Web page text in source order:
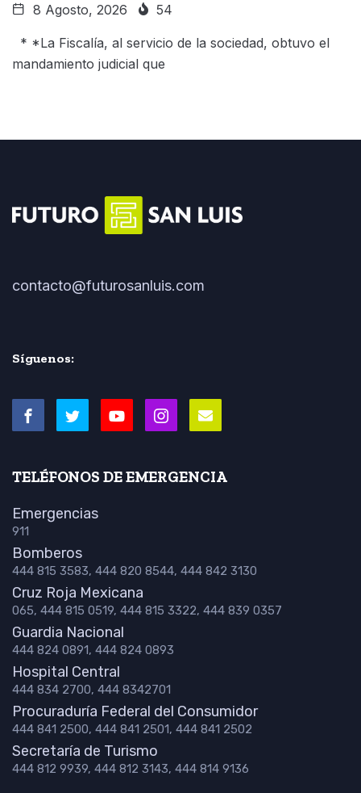
8 Agosto, 2026 54
* *La Fiscalía, al servicio de la sociedad, obtuvo el
mandamiento judicial que
contacto@futurosanluis.com
Síguenos:
TELÉFONOS DE EMERGENCIA
Emergencias
911
Bomberos
444 815 3583, 444 820 8544, 444 842 3130
Cruz Roja Mexicana
065, 444 815 0519, 444 815 3322, 444 839 0357
Guardia Nacional
444 824 0891, 444 824 0893
Hospital Central
444 834 2700, 444 8342701
Procuraduría Federal del Consumidor
444 841 2500, 444 841 2501, 444 841 2502
Secretaría de Turismo
444 812 9939, 444 812 3143, 444 814 9136